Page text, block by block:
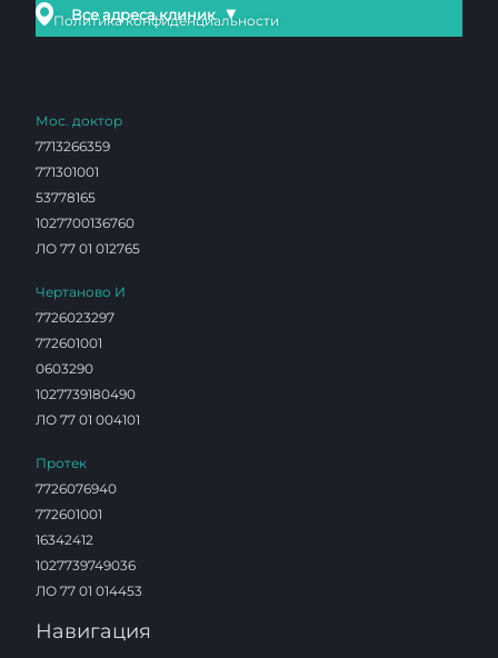
Все адреса клиник ▼
Политика конфиденциальности
Мос. доктор
7713266359
771301001
53778165
1027700136760
ЛО 77 01 012765
Чертаново И
7726023297
772601001
0603290
1027739180490
ЛО 77 01 004101
Протек
7726076940
772601001
16342412
1027739749036
ЛО 77 01 014453
Навигация